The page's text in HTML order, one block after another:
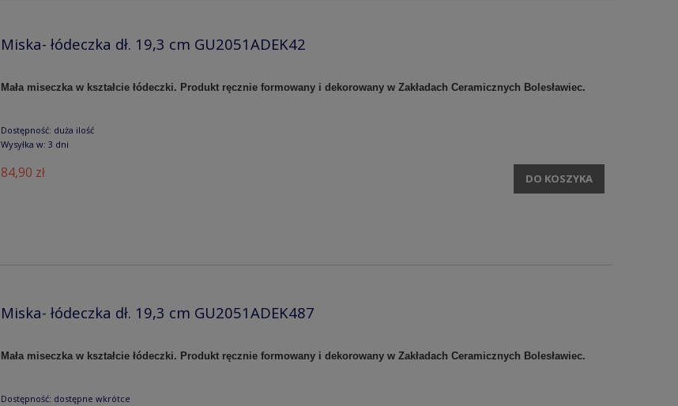
Miska- łódeczka dł. 19,3 cm GU2051ADEK42
Mała miseczka w kształcie łódeczki. Produkt ręcznie formowany i dekorowany w Zakładach Ceramicznych Bolesławiec.
Dostępność: duża ilość
Wysyłka w: 3 dni
84,90 zł DO KOSZYKA
Miska- łódeczka dł. 19,3 cm GU2051ADEK487
Mała miseczka w kształcie łódeczki. Produkt ręcznie formowany i dekorowany w Zakładach Ceramicznych Bolesławiec.
Dostępność: dostępne wkrótce